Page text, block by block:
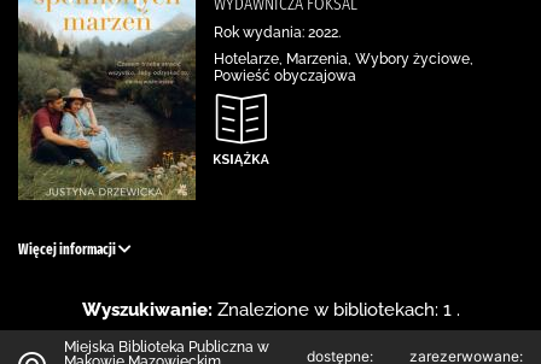
Rok wydania: 2022.
Hotelarze, Marzenia, Wybory życiowe,
Powieść obyczajowa
Więcej informacji
Wyszukiwanie: Znalezione w bibliotekach: 1 .
Miejska Biblioteka Publiczna w
dostępne: zarezerwowane: